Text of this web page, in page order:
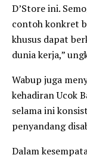
D’Store ini.
contoh konkret
khusus dapat
dunia kerja,”
Wabup juga
kehadiran Ucok
selama ini
penyandang
Dalam